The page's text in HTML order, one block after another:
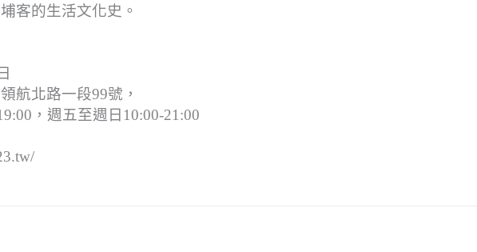
客的生活文化史。
航北路一段99號，
，週五至週日10:00-21:00